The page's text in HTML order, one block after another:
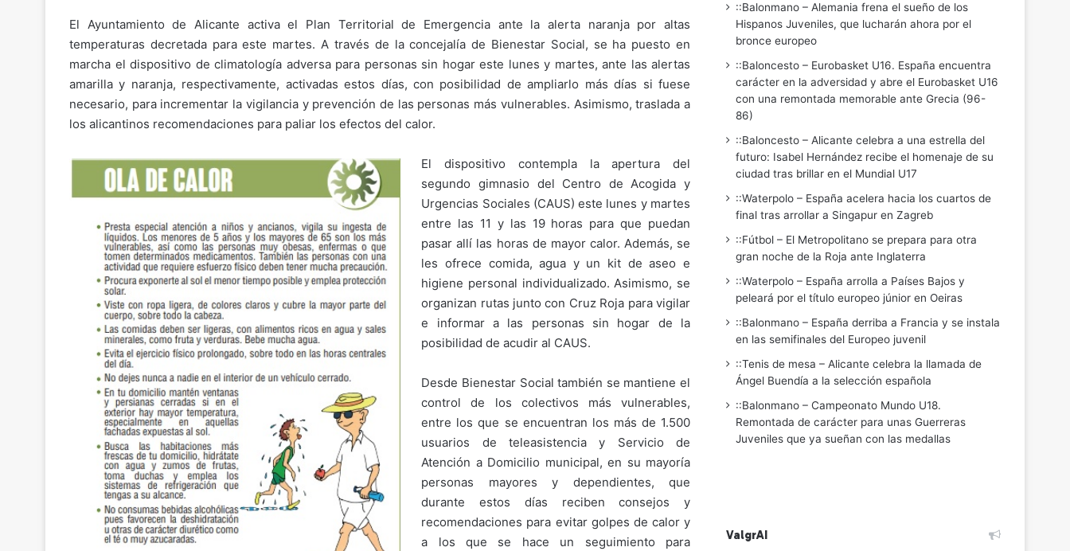
p
y
Li
n
k
ai
l
c
e
b
o
o
k
at
s
A
p
p
e
gr
a
m
m
p
ar
tir
El Ayuntamiento de Alicante activa el Plan Territorial de Emergencia ante la alerta naranja por altas
temperaturas decretada para este martes. A través de la concejalía de Bienestar Social, se ha puesto en
marcha el dispositivo de climatología adversa para personas sin hogar este lunes y martes, ante las alertas
amarilla y naranja, respectivamente, activadas estos días, con posibilidad de ampliarlo más días si fuese
necesario, para incrementar la vigilancia y prevención de las personas más vulnerables. Asimismo, traslada a
los alicantinos recomendaciones para paliar los efectos del calor.
El dispositivo contempla la apertura del
segundo gimnasio del Centro de Acogida y
Urgencias Sociales (CAUS) este lunes y martes
entre las 11 y las 19 horas para que puedan
pasar allí las horas de mayor calor. Además, se
les ofrece comida, agua y un kit de aseo e
higiene personal individualizado. Asimismo, se
organizan rutas junto con Cruz Roja para vigilar
e informar a las personas sin hogar de la
posibilidad de acudir al CAUS.
Desde Bienestar Social también se mantiene el
control de los colectivos más vulnerables,
entre los que se encuentran los más de 1.500
usuarios de teleasistencia y Servicio de
Atención a Domicilio municipal, en su mayoría
personas mayores y dependientes, que
durante estos días reciben consejos y
recomendaciones para evitar golpes de calor y
a los que se hace un seguimiento para
::Balonmano – Alemania frena el sueño de los
Hispanos Juveniles, que lucharán ahora por el
bronce europeo
::Baloncesto – Eurobasket U16. España encuentra
carácter en la adversidad y abre el Eurobasket U16
con una remontada memorable ante Grecia (96-
86)
::Baloncesto – Alicante celebra a una estrella del
futuro: Isabel Hernández recibe el homenaje de su
ciudad tras brillar en el Mundial U17
::Waterpolo – España acelera hacia los cuartos de
final tras arrollar a Singapur en Zagreb
::Fútbol – El Metropolitano se prepara para otra
gran noche de la Roja ante Inglaterra
::Waterpolo – España arrolla a Países Bajos y
peleará por el título europeo júnior en Oeiras
::Balonmano – España derriba a Francia y se instala
en las semifinales del Europeo juvenil
::Tenis de mesa – Alicante celebra la llamada de
Ángel Buendía a la selección española
::Balonmano – Campeonato Mundo U18.
Remontada de carácter para unas Guerreras
Juveniles que ya sueñan con las medallas
ValgrAI